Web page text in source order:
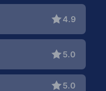
споры
4.9
5.0
5.0